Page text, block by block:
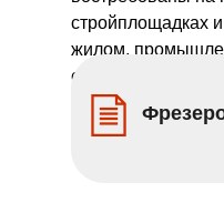
стройплощадках
жилом,
строительстве.